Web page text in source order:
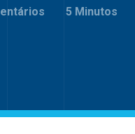
5 Minutos